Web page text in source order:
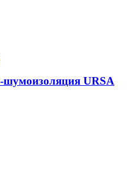
шумоизоляция URSA